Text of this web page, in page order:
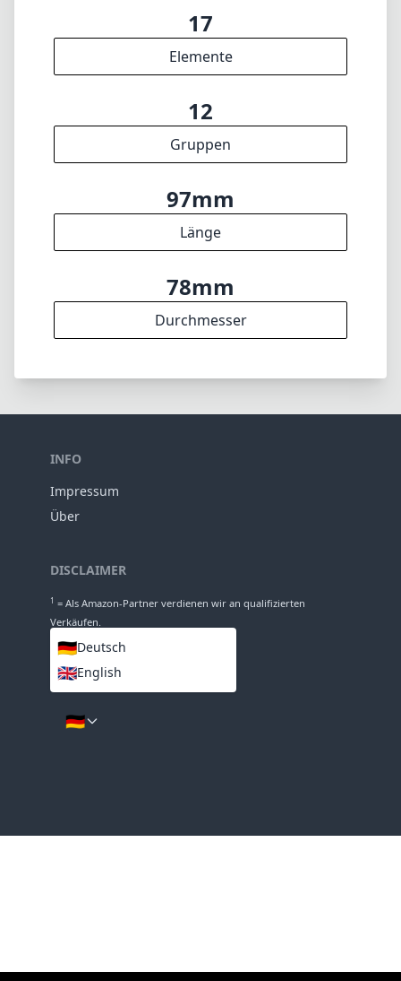
min. Fokusdistanz
f22
min. Blende
490g
Gewicht
17
Elemente
12
Gruppen
INFO
Impressum
= Als Amazon-Partner verdienen wir an qualifizierten